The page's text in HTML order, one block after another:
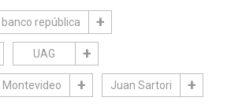
banco república
UAG
Montevideo Juan Sartori